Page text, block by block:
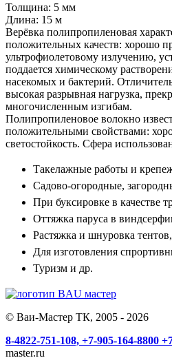
Толщина: 5 мм
Длина: 15 м
Верёвка полипропиленовая
положительных качеств: хорошо
ультрофиолетовому излучению,
поддается химическому
насекомых и бактерий.
высокая разрывная нагрузка,
многочисленным изгибам.
Полипропиленовое волокно
положительными свойствами:
светостойкость. Сфера
Такелажные работы и
Садово-огородные,
При буксировке в качестве
Оттяжка паруса в
Растяжка и шнуровка
Для изготовления
Туризм и др.
© Ваи-Мастер ТК, 2005 - 2026
8-4822-751-108, +7-905-164-8800
master.ru